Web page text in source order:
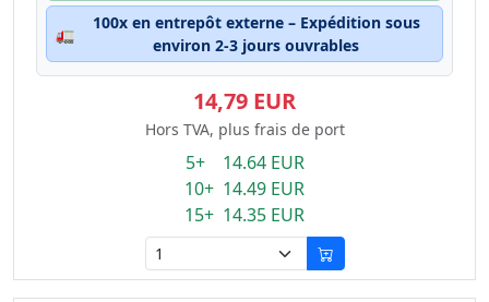
🚛
100x en entrepôt externe – Expédition sous
environ 2-3 jours ouvrables
14,79 EUR
Hors TVA, plus frais de port
5+ 14.64 EUR
10+ 14.49 EUR
15+ 14.35 EUR